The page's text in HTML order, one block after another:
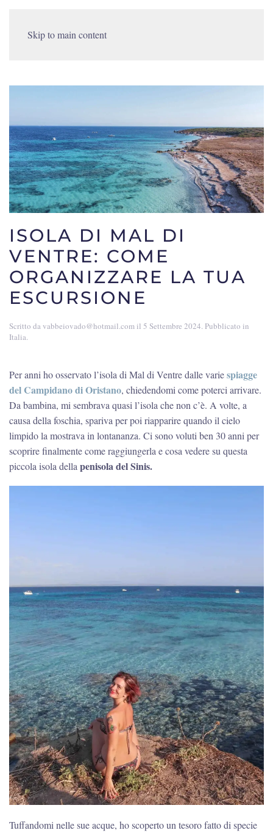
Skip to main content
ISOLA DI MAL DI
VENTRE: COME
ORGANIZZARE LA TUA
ESCURSIONE
Scritto davabbeiovado@hotmail.com il 5 Settembre 2024. Pubblicato in
Italia.
Per anni ho osservato l’isola di Mal di Ventre dalle variespiagge
del Campidano di Oristano, chiedendomi come poterci arrivare.
Da bambina, mi sembrava quasi l’isola che non c’è. A volte, a
causa della foschia, spariva per poi riapparire quando il cielo
limpido la mostrava in lontananza. Ci sono voluti ben 30 anni per
scoprire finalmente come raggiungerla e cosa vedere su questa
piccola isola della penisola del Sinis.
Tuffandomi nelle sue acque, ho scoperto un tesoro fatto di specie